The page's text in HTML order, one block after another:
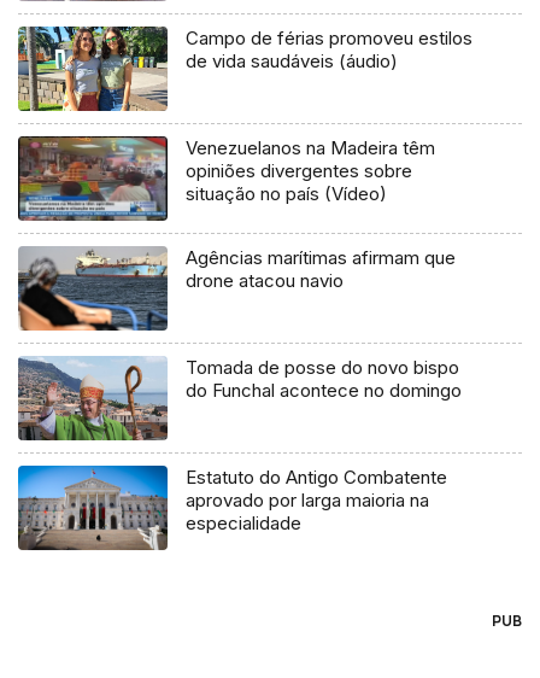
Campo de férias promoveu estilos
de vida saudáveis (áudio)
Venezuelanos na Madeira têm
opiniões divergentes sobre
situação no país (Vídeo)
Agências marítimas afirmam que
drone atacou navio
Tomada de posse do novo bispo
do Funchal acontece no domingo
Estatuto do Antigo Combatente
aprovado por larga maioria na
especialidade
PUB